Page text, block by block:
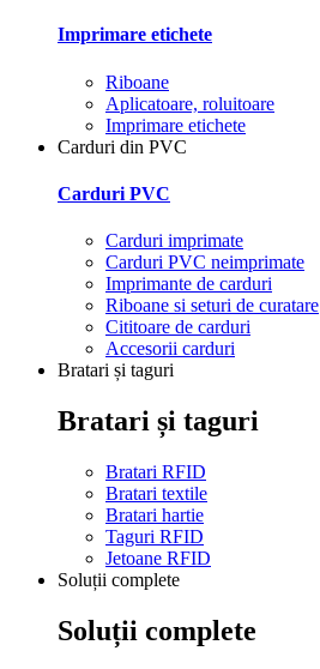
Imprimare etichete
Riboane
Aplicatoare, roluitoare
Imprimare etichete
Carduri din PVC
Carduri PVC
Carduri imprimate
Carduri PVC neimprimate
Imprimante de carduri
Riboane si seturi de curatare
Cititoare de carduri
Accesorii carduri
Bratari și taguri
Bratari și taguri
Bratari RFID
Bratari textile
Bratari hartie
Taguri RFID
Jetoane RFID
Soluții complete
Soluții complete